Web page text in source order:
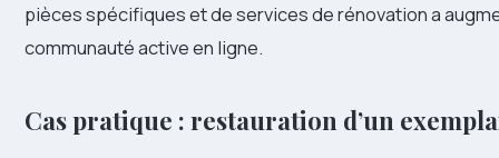
pièces spécifiques et de services de rénovation a
communauté active en ligne.
Cas pratique : restauration d’un